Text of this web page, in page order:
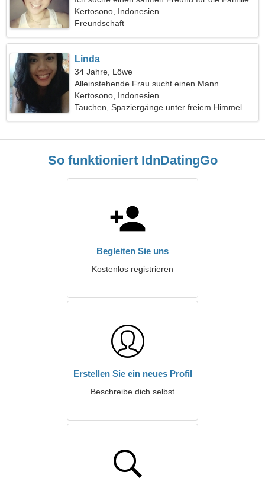
Kertosono, Indonesien
Freundschaft
Linda
34 Jahre, Löwe
Alleinstehende Frau sucht einen Mann
Kertosono, Indonesien
Tauchen, Spaziergänge unter freiem Himmel
So funktioniert IdnDatingGo
Begleiten Sie uns
Kostenlos registrieren
Erstellen Sie ein neues Profil
Beschreibe dich selbst